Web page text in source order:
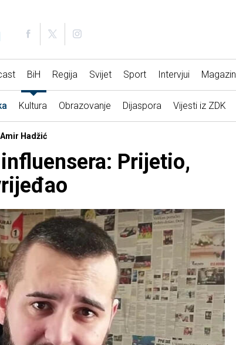
BiH Regija Svijet Sport Intervjui Magazin
Kultura Obrazovanje Dijaspora Vijesti iz ZDK
Hadžić
Prijetio,